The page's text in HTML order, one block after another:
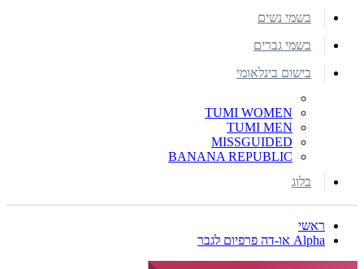
בשמי נשים
בשמי גברים
בישום בינלאומי
TUMI WOMEN
TUMI MEN
MISSGUIDED
BANANA REPUBLIC
בלוג
ראשי
Alpha או-דה פרפיום לגבר